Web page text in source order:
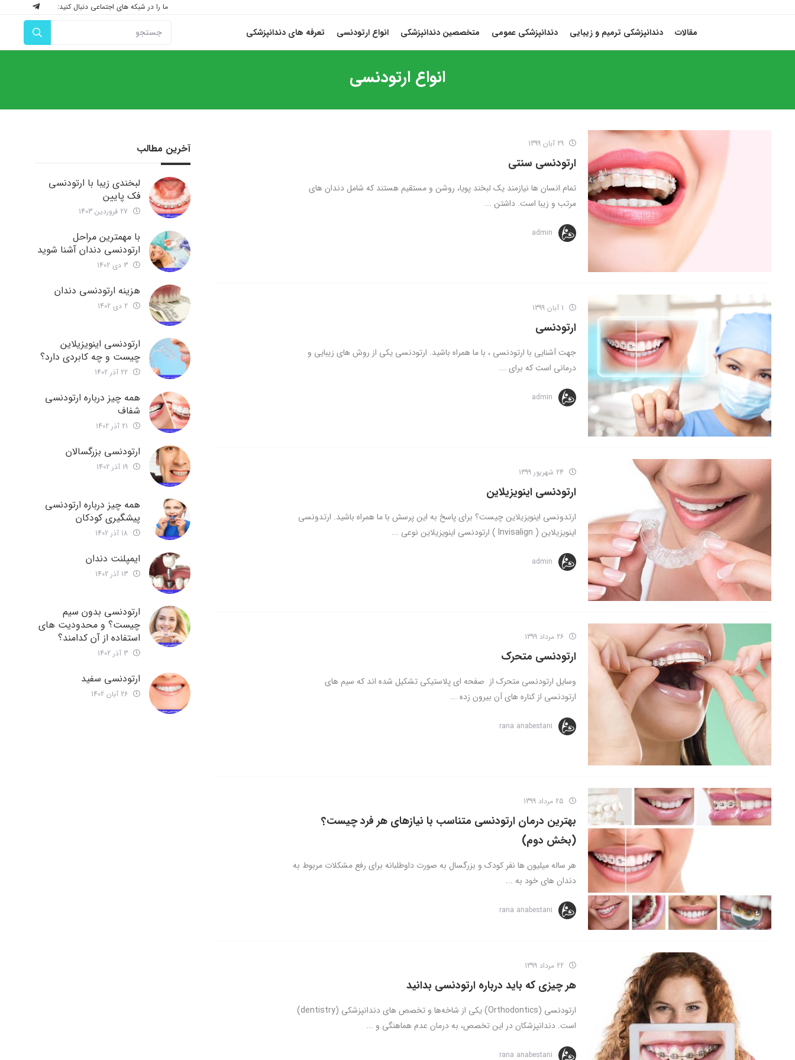
ما را در شبکه های اجتماعی دنبال کنید:
مقالات دندانپزشکی ترمیم و زیبایی دندانپزشکی عمومی متخصصین دندانپزشکی انواع ارتودنسی تعرفه های دندانپزشکی
انواع ارتودنسی
ارتودنسی سنتی
تمام انسان ها نیازمند یک لبخند پویا، روشن و مستقیم هستند که شامل دندان های
مرتب و زیبا است. داشتن ...
admin
ارتودنسی
جهت آشنایی با ارتودنسی ، با ما همراه باشید. ارتودنسی یکی از روش های زیبایی و
درمانی است که برای ...
admin
ارتودنسی اینویزیلاین
ارتدونسی اینویزیلاین چیست؟ برای پاسخ به این پرسش با ما همراه باشید. ارتدونسی
اینویزیلاین ( Invisalign ) ارتودنسی اینویزیلاین نوعی ...
admin
ارتودنسی متحرک
وسایل ارتودنسی متحرک از صفحه ای پلاستیکی تشکیل شده اند که سیم های
ارتودنسی از کناره های آن بیرون زده ...
rana anabestani
بهترین درمان ارتودنسی متناسب با نیازهای هر فرد چیست؟
(بخش دوم)
هر ساله میلیون ها نفر کودک و بزرگسال به صورت داوطلبانه برای رفع مشکلات مربوط به
دندان های خود به ...
rana anabestani
هر چیزی که باید درباره ارتودنسی بدانید
ارتودنسی (Orthodontics) یکی از شاخه‌‌ها و تخصص های دندانپزشکی (dentistry)
است. دندانپزشکان در این تخصص، به درمان عدم هماهنگی و ...
rana anabestani
آخرین مطالب
لبخندی زیبا با ارتودنسی
فک پایین
با مهمترین مراحل
ارتودنسی دندان آشنا شوید
هزینه ارتودنسی دندان
ارتودنسی اینویزیلاین
چیست و چه کابردی دارد؟
همه چیز درباره ارتودنسی
شفاف
ارتودنسی بزرگسالان
همه چیز درباره ارتودنسی
پیشگیری کودکان
ایمپلنت دندان
ارتودنسی بدون سیم
چیست؟ و محدودیت های
استفاده از آن کدامند؟
ارتودنسی سفید